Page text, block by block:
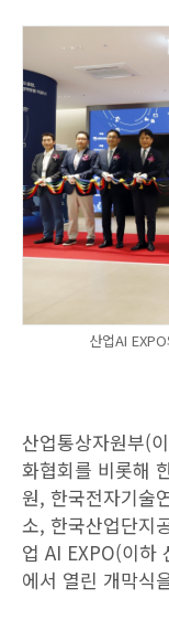
산업AI
산업통상자원부(
화협회를 비롯해
원, 한국전자기술
소, 한국산업단지
업 AI EXPO(이하
에서 열린 개막식